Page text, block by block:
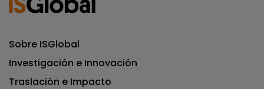
Sobre ISGlobal
Investigación e Innovación
Traslación e Impacto